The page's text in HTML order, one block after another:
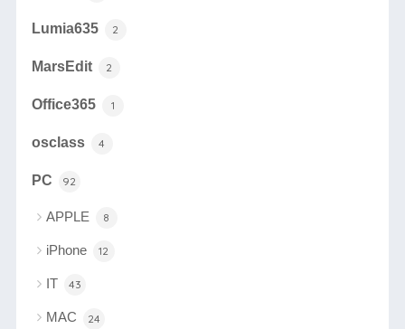
Lumia635 2
MarsEdit 2
Office365 1
osclass 4
PC 92
APPLE 8
iPhone 12
IT 43
MAC 24